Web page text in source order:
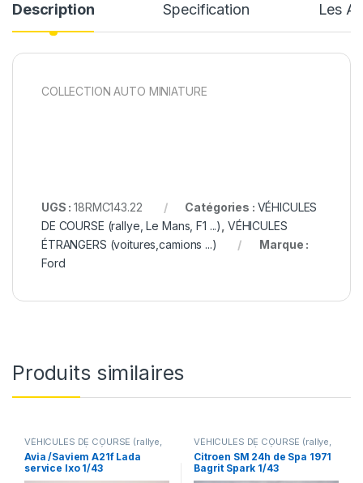
Description Specification Les
COLLECTION AUTO MINIATURE
UGS :18RMC143.22 Catégories : VÉHICULES
DE COURSE (rallye, Le Mans, F1 ...) VÉHICULES
ÉTRANGERS (voitures,camions ...)
Marque :
Ford
Produits similaires
VÉHICULES DE COURSE (rallye,
Le Mans, F1 ...) VÉHICULES
ÉTRANGERS (voitures,camions
...)
Avia /Saviem A21f Lada
service Ixo 1/43
VÉHICULES DE COURSE (rallye,
Le Mans, F1 ...) ,VÉHICULES
FRANÇAIS (voitures,camions...)
Citroen SM 24h de Spa 1971
Bagrit Spark 1/43